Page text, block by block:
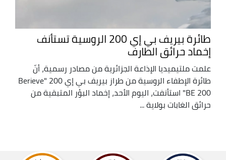
طائرة بيريف بي إي 200 الروسية تستأنف
إخماد حرائق الطارف
علمت ملتيميديا الإذاعة الجزائرية من مصادر رسمية، أنّ
طائرة الإطفاء الروسية من طراز بيريف بي إي 200 "Berieve
BE 200" استأنفت، اليوم الأحد، إخماد البؤر المتبقية من
حرائق الغابات بولاية ...